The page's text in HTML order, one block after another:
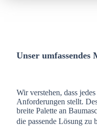
Unser umfassendes
Wir verstehen, dass
Anforderungen stellt.
breite Palette an
die passende Lösung zu